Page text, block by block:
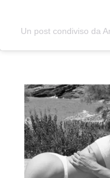
Un post condiviso da